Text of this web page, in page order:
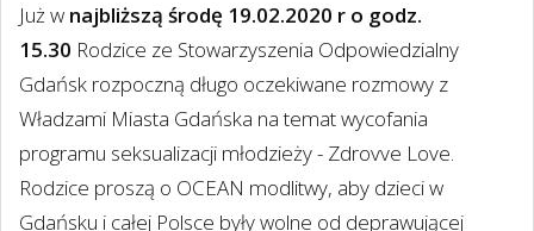
Już w najbliższą środę 19.02.2020 r o godz.
15.30 Rodzice ze Stowarzyszenia Odpowiedzialny
Gdańsk rozpoczną długo oczekiwane rozmowy z
Władzami Miasta Gdańska na temat wycofania
programu seksualizacji młodzieży - Zdrovve Love.
Rodzice proszą o OCEAN modlitwy, aby dzieci w
Gdańsku i całej Polsce były wolne od deprawującej